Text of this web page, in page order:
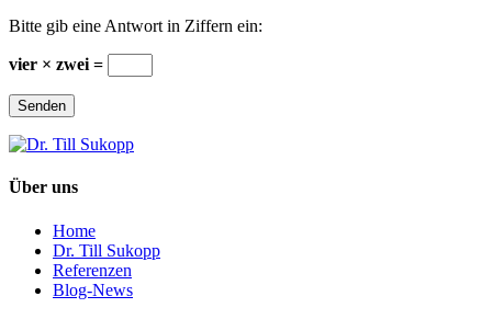
Bitte gib eine Antwort in Ziffern ein:
vier × zwei =
Senden
Über uns
Home
Dr. Till Sukopp
Referenzen
Blog-News